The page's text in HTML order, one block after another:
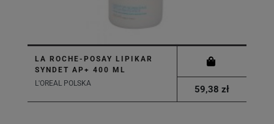
LA ROCHE-POSAY LIPIKAR
SYNDET AP+ 400 ML
L'OREAL POLSKA
59,38 zł